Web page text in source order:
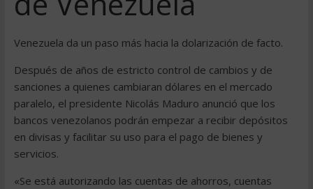
Venezuela da un paso más hacia la dolarización de facto.
Después de años de estricto control de cambios y de
sanciones a quienes cambiaran dólares en el mercado
paralelo, el presidente Nicolás Maduro anunció que los
bancos venezolanos podrán empezar a recibir depósitos
en divisas y facilitar su uso para el pago de bienes y
servicios.
«Se está autorizando las cuentas de ahorros, cuentas